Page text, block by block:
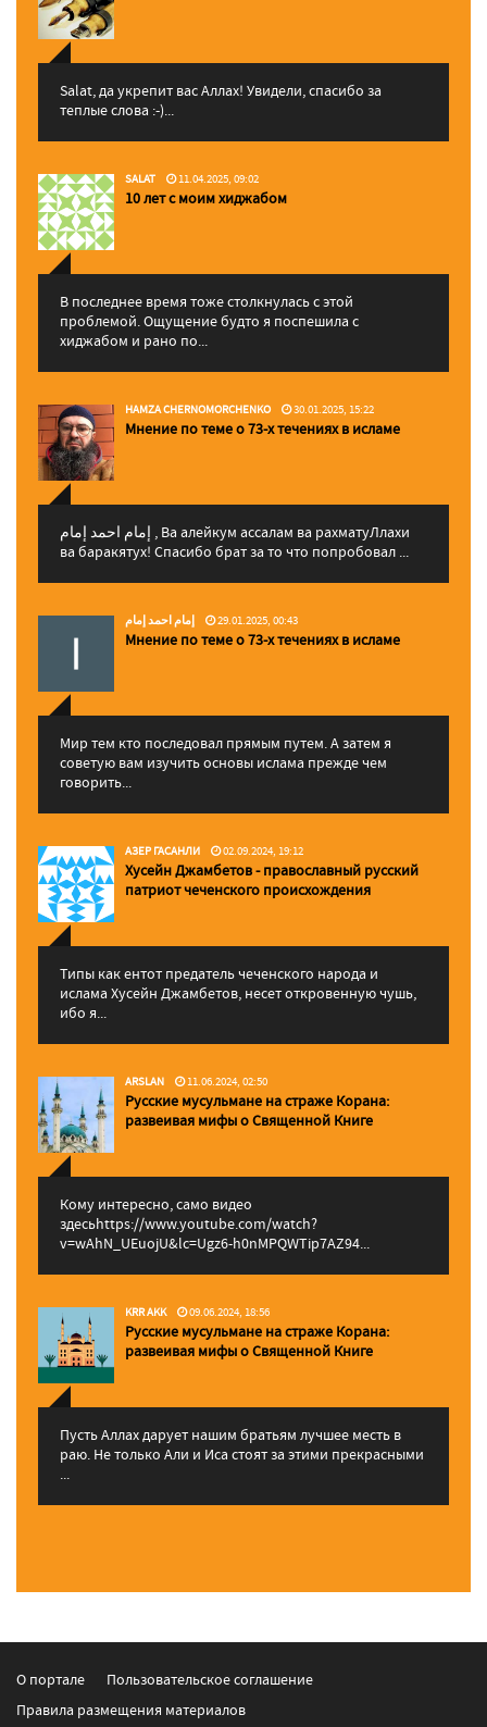
Salat, да укрепит вас Аллаx! Увидели, спасибо за
теплые слова :-)...
SALAT 11.04.2025, 09:02
10 лет с моим хиджабом
В последнее время тоже столкнулась с этой
проблемой. Ощущение будто я поспешила с
хиджабом и рано по...
HAMZA CHERNOMORCHENKO 30.01.2025, 15:22
Мнение по теме о 73-х течениях в исламе
إمام احمد إمام , Ва алейкум ассалам ва рахматуЛлахи
ва баракятух! Спасибо брат за то что попробовал ...
إمام احمد إمام 29.01.2025, 00:43
Мнение по теме о 73-х течениях в исламе
Мир тем кто последовал прямым путем. А затем я
советую вам изучить основы ислама прежде чем
говорить...
АЗЕР ГАСАНЛИ 02.09.2024, 19:12
Хусейн Джамбетов - православный русский
патриот чеченского происхождения
Типы как ентот предатель чеченского народа и
ислама Хусейн Джамбетов, несет откровенную чушь,
ибо я...
ARSLAN 11.06.2024, 02:50
Русские мусульмане на страже Корана:
pазвеивая мифы о Священной Книге
Кому интересно, само видео
здесьhttps://www.youtube.com/watch?
v=wAhN_UEuojU&lc=Ugz6-h0nMPQWTip7AZ94...
KRR AKK 09.06.2024, 18:56
Русские мусульмане на страже Корана:
pазвеивая мифы о Священной Книге
Пусть Аллах дарует нашим братьям лучшее месть в
раю. Не только Али и Иса стоят за этими прекрасными
...
О портале
Пользовательское соглашение
Правила размещения материалов